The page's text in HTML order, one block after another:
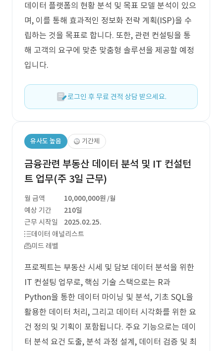
데이터 플랫폼의 현황 분석 및 목표 모델 분석이 있으
며, 이를 통해 효과적인 정보화 전략 계획(ISP)을 수
립하는 것을 목표로 합니다. 또한, 관련 컨설팅을 통
해 고객의 요구에 맞춘 맞춤형 솔루션을 제공할 예정
입니다.
로그인 후 무료 견적 상담 받으세요.
유사도 높음 기간제
금융관련 부동산 데이터 분석 및 IT 컨설턴
트 업무(주 3일 근무)
월 금액 10,000,000원 /월
예상 기간
210일
근무 시작일
2025.02.25.
데이터 애널리스트
미드 레벨
프로젝트는 부동산 시세 및 담보 데이터 분석을 위한
IT 컨설팅 업무로, 핵심 기술 스택으로는 R과
Python을 통한 데이터 마이닝 및 분석, 기초 SQL을
활용한 데이터 처리, 그리고 데이터 시각화를 위한 요
건 정의 및 기획이 포함됩니다. 주요 기능으로는 데이
터 분석 요건 도출, 분석 과정 설계, 데이터 검증 및 최